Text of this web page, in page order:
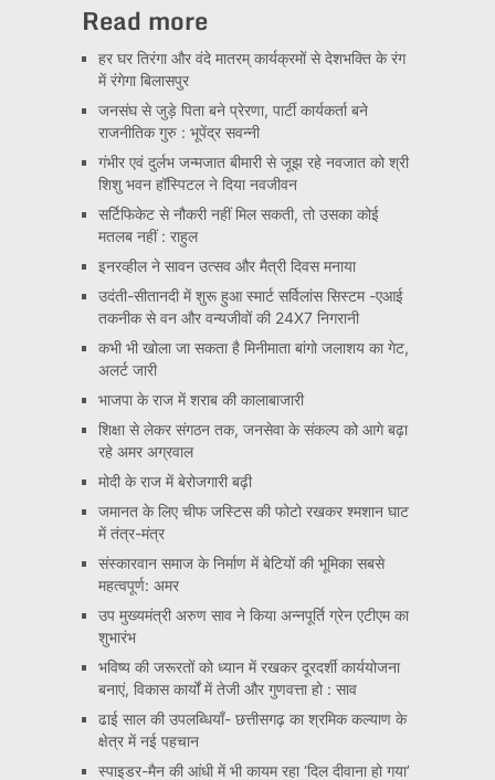
Read more
हर घर तिरंगा और वंदे मातरम् कार्यक्रमों से देशभक्ति के रंग
में रंगेगा बिलासपुर
जनसंघ से जुड़े पिता बने प्रेरणा, पार्टी कार्यकर्ता बने
राजनीतिक गुरु : भूपेंद्र सवन्नी
गंभीर एवं दुर्लभ जन्मजात बीमारी से जूझ रहे नवजात को श्री
शिशु भवन हॉस्पिटल ने दिया नवजीवन
सर्टिफिकेट से नौकरी नहीं मिल सकती, तो उसका कोई
मतलब नहीं : राहुल
इनरव्हील ने सावन उत्सव और मैत्री दिवस मनाया
उदंती-सीतानदी में शुरू हुआ स्मार्ट सर्विलांस सिस्टम -एआई
तकनीक से वन और वन्यजीवों की 24X7 निगरानी
कभी भी खोला जा सकता है मिनीमाता बांगो जलाशय का गेट,
अलर्ट जारी
भाजपा के राज में शराब की कालाबाजारी
शिक्षा से लेकर संगठन तक, जनसेवा के संकल्प को आगे बढ़ा
रहे अमर अग्रवाल
मोदी के राज में बेरोजगारी बढ़ी
जमानत के लिए चीफ जस्टिस की फोटो रखकर श्मशान घाट
में तंत्र-मंत्र
संस्कारवान समाज के निर्माण में बेटियों की भूमिका सबसे
महत्वपूर्ण: अमर
उप मुख्यमंत्री अरुण साव ने किया अन्नपूर्ति ग्रेन एटीएम का
शुभारंभ
भविष्य की जरूरतों को ध्यान में रखकर दूरदर्शी कार्ययोजना
बनाएं, विकास कार्यों में तेजी और गुणवत्ता हो : साव
ढाई साल की उपलब्धियाँ- छत्तीसगढ़ का श्रमिक कल्याण के
क्षेत्र में नई पहचान
स्पाइडर-मैन की आंधी में भी कायम रहा ‘दिल दीवाना हो गया’